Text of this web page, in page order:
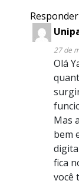
Responder
27 de
Olá
Mas
bem
fica
você